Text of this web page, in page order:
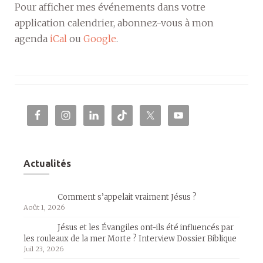
Pour afficher mes événements dans votre
application calendrier, abonnez-vous à mon
agenda iCal ou Google.
Actualités
Comment s’appelait vraiment Jésus ?
Août 1, 2026
Jésus et les Évangiles ont-ils été influencés par
les rouleaux de la mer Morte ? Interview Dossier Biblique
Juil 23, 2026